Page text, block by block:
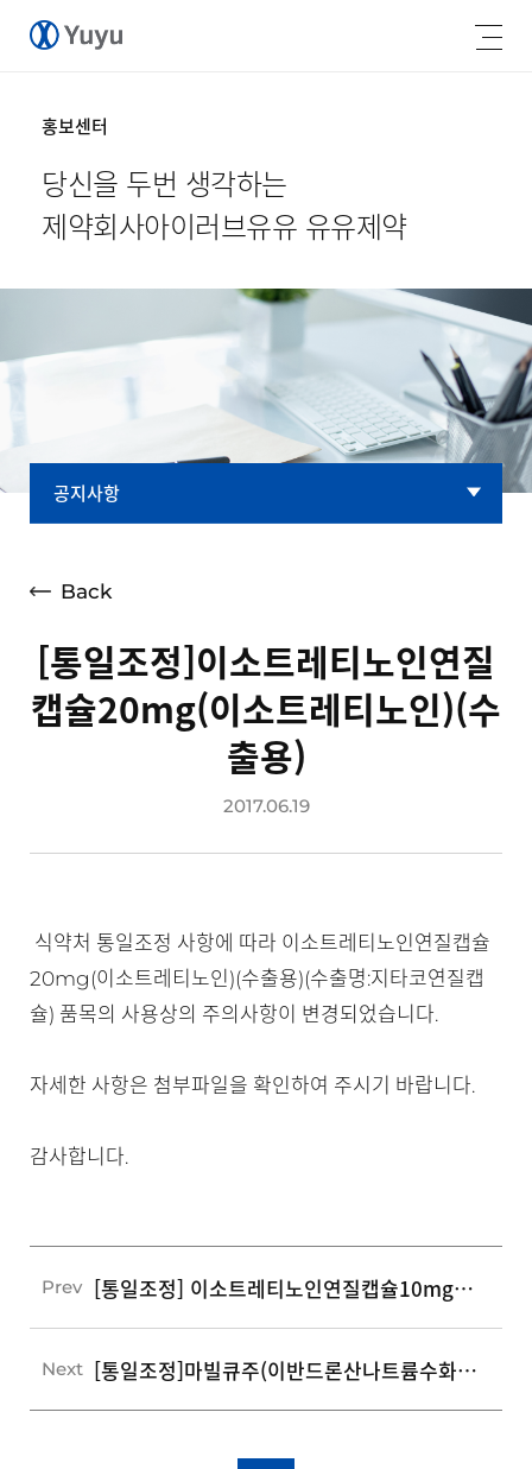
홍보센터
당신을 두번 생각하는
제약회사아이러브유유 유유제약
공지사항
광고소개
공지사항
고객지원
Back
[통일조정]이소트레티노인연질
캡슐20mg(이소트레티노인)(수
출용)
2017.06.19
식약처 통일조정 사항에 따라 이소트레티노인연질캡슐
20mg(이소트레티노인)(수출용)(수출명:지타코연질캡
슐) 품목의 사용상의 주의사항이 변경되었습니다.
자세한 사항은 첨부파일을 확인하여 주시기 바랍니다.
감사합니다.
Prev [통일조정] 이소트레티노인연질캡슐10mg(이소트레티노인)(수출용)
Next [통일조정]마빌큐주(이반드론산나트륨수화물)